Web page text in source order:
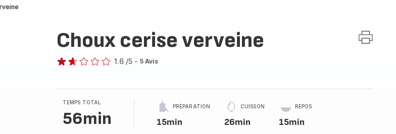
Choux cerise verveine
1.6 /5 - 5 Avis
TEMPS TOTAL
56min
PRÉPARATION
15min
CUISSON
26min
REPOS
15min